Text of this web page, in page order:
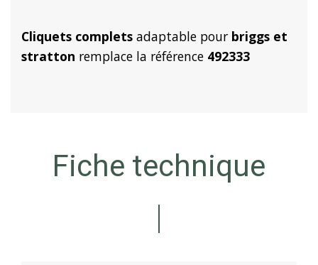
Cliquets complets adaptable pour briggs et
stratton remplace la référence 492333
Fiche technique